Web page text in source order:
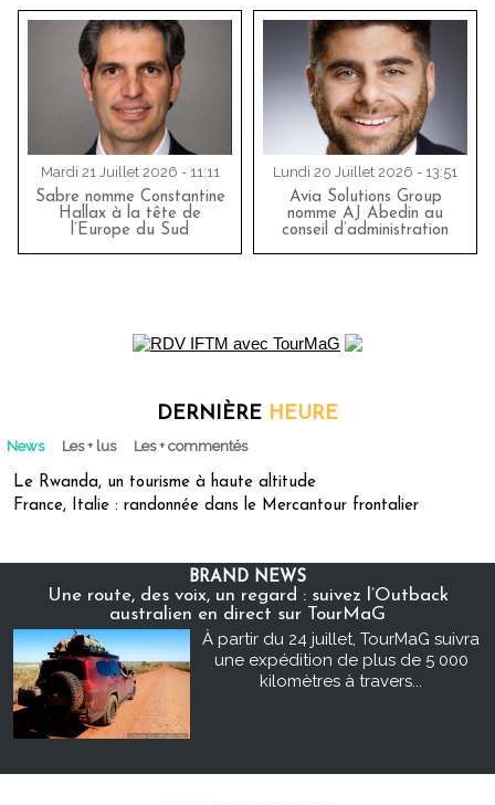
Mardi 21 Juillet 2026 - 11:11
Sabre nomme Constantine
Hallax à la tête de
l’Europe du Sud
Lundi 20 Juillet 2026 - 13:51
Avia Solutions Group
nomme AJ Abedin au
conseil d’administration
DERNIÈRE HEURE
News Les + lus Les + commentés
Le Rwanda, un tourisme à haute altitude
France, Italie : randonnée dans le Mercantour frontalier
BRAND NEWS
Une route, des voix, un regard : suivez l’Outback
australien en direct sur TourMaG
À partir du 24 juillet, TourMaG suivra
une expédition de plus de 5 000
kilomètres à travers...